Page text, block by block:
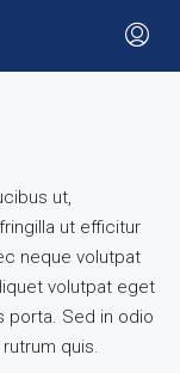
ut,
ut efficitur
neque volutpat
volutpat eget
porta. Sed in odio
quis.